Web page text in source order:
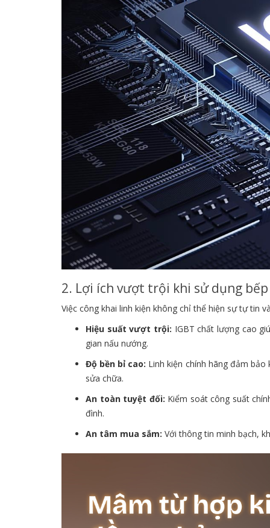
2. Lợi ích vượt trội khi sử dụng
Việc công khai linh kiện không chỉ thể hiện sự tự tin
Hiệu suất vượt trội: IGBT chất lượng cao
gian nấu nướng.
Độ bền bỉ cao: Linh kiện chính hãng đảm
sửa chữa.
An toàn tuyệt đối: Kiểm soát công suất
đình.
An tâm mua sắm: Với thông tin minh bạch,